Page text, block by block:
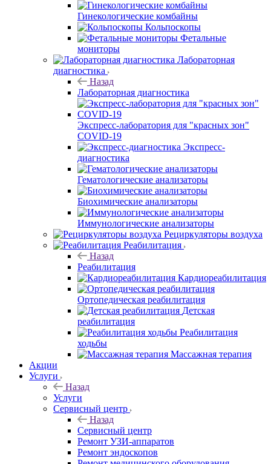
Гинекологические комбайны
Кольпоскопы
Фетальные
мониторы
Лабораторная
диагностика
Назад
Лабораторная диагностика
Экспресс-лаборатория для "красных зон"
COVID-19
Экспресс-
диагностика
Гематологические анализаторы
Биохимические анализаторы
Иммунологические анализаторы
Рециркуляторы воздуха
Реабилитация
Назад
Реабилитация
Кардиореабилитация
Ортопедическая реабилитация
Детская
реабилитация
Реабилитация
ходьбы
Массажная терапия
Акции
Услуги
Назад
Услуги
Сервисный центр
Назад
Сервисный центр
Ремонт УЗИ-аппаратов
Ремонт эндоскопов